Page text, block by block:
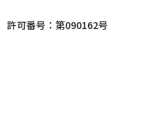
許可番号：第090162号